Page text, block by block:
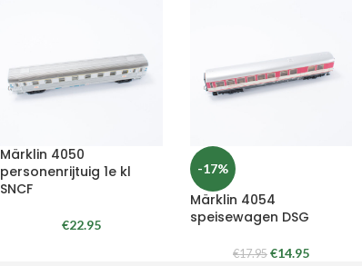
Märklin 4050
personenrijtuig 1e kl
SNCF
€22.95
-17%
Märklin 4054
speisewagen DSG
€17.95 €14.95